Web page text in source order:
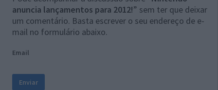
anuncia lançamentos para 2012!” sem ter que deixar
um comentário. Basta escrever o seu endereço de e-
mail no formulário abaixo.
Email